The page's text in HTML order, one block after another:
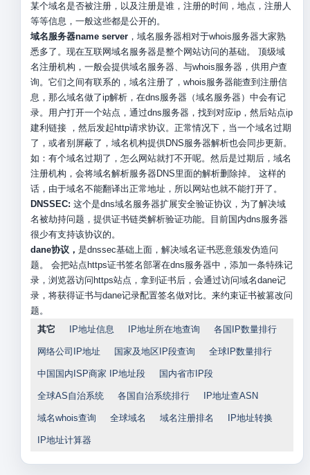
某个域名是否被注册，以及注册是谁，注册的时间，地点，注册人
等等信息，一般这些都是公开的。
域名服务器name server，域名服务器相对于whois服务器大家熟
悉多了。现在互联网域名服务器是整个网站访问的基础。 顶级域
名注册机构，一般会提供域名服务器、与whois服务器，供用户查
询。它们之间有联系的，域名注册了，whois服务器能查到注册信
息，那么域名做了ip解析，在dns服务器（域名服务器）中会有记
录。用户打开一个站点，通过dns服务器，找到对应ip，然后站点ip
建利链接 ，然后发起http请求协议。正常情况下，当一个域名过期
了，或者别屏蔽了，域名机构提供DNS服务器解析也会同步更新。
如：有个域名过期了，怎么网站就打不开呢。然后是过期后，域名
注册机构，会将域名解析服务器DNS里面的解析删除掉。 这样的
话，由于域名不能翻译出正常地址，所以网站也就不能打开了。
DNSSEC: 这个是dns域名服务器扩展安全验证协议，为了解决域
名被劫持问题，提供证书链类解析验证功能。目前国内dns服务器
很少有支持该协议的。
dane协议， 是dnssec基础上面，解决域名证书恶意颁发伪造问
题。 会把站点https证书签名部署在dns服务器中，添加一条特殊记
录，浏览器访问https站点，拿到证书后，会通过访问域名dane记
录，将获得证书与dane记录配置签名做对比。来约束证书被篡改问
题。
其它
IP地址信息 IP地址所在地查询 各国IP数量排行
网络公司IP地址 国家及地区IP段查询 全球IP数量排行
中国国内ISP商家 IP地址段 国内省市IP段
全球AS自治系统 各国自治系统排行 IP地址查ASN
域名whois查询 全球域名 域名注册排名 IP地址转换
IP地址计算器